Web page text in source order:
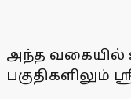
அந்த வகையில்